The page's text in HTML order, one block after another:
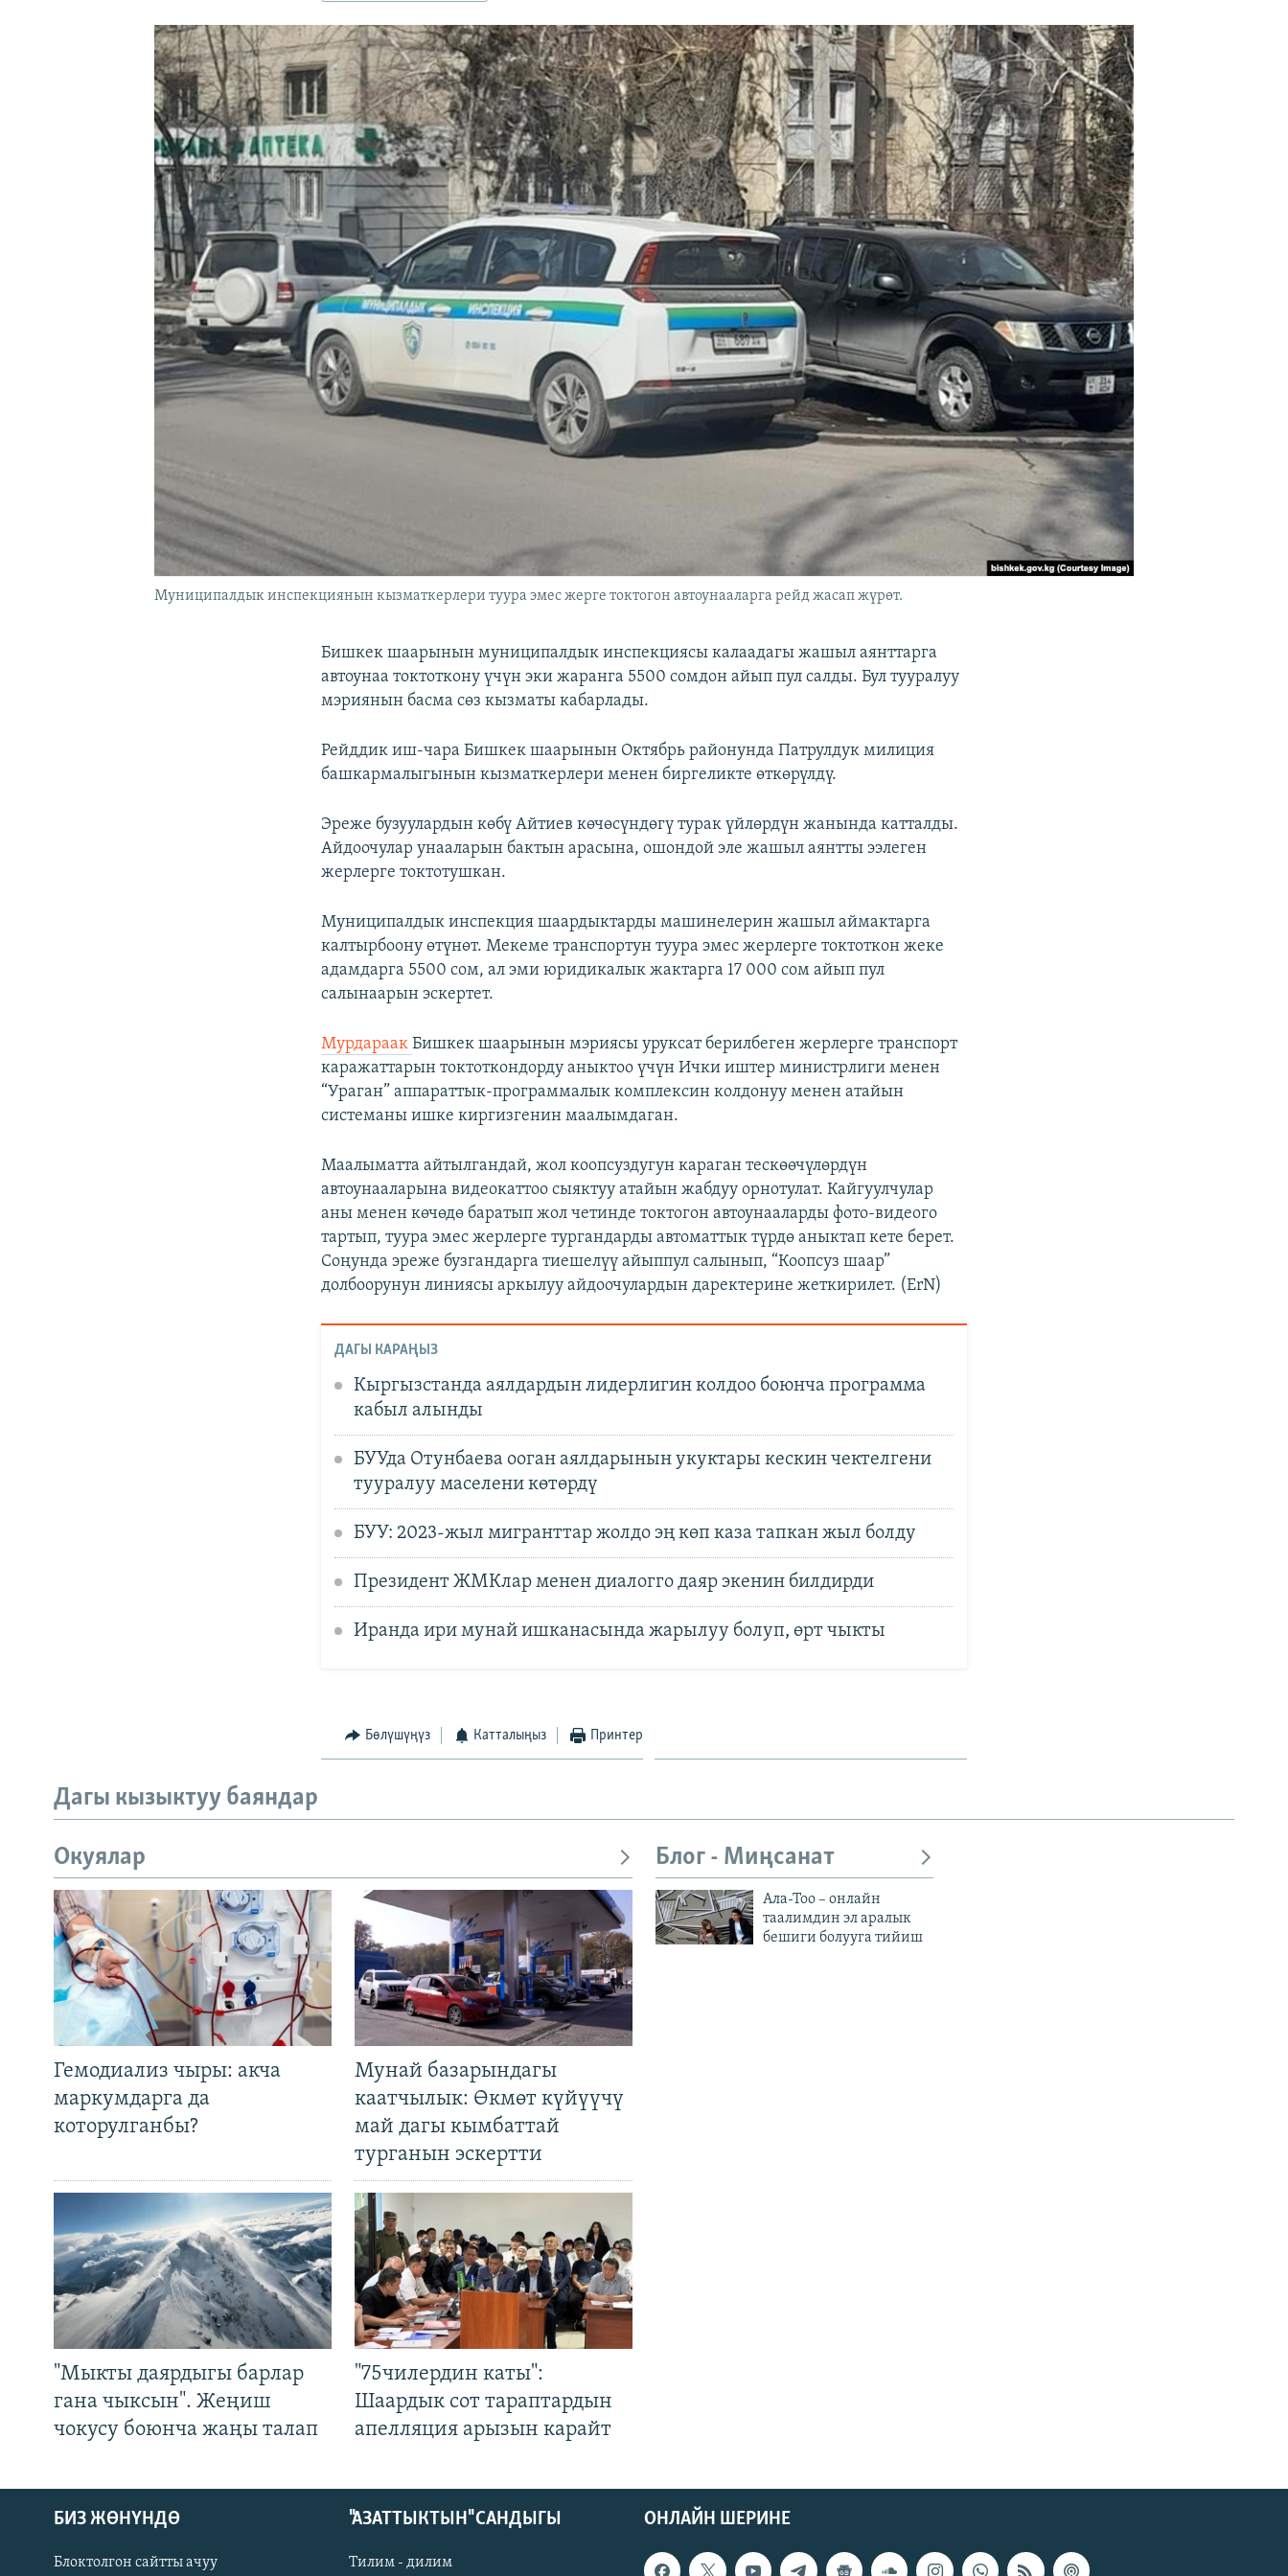
ЫҢГАЙСЫЗ СУРООЛОР
Муниципалдык инспекциянын кызматкерлери туура эмес жерге токтогон автоунааларга рейд жасап жүрөт.
Бишкек шаарынын муниципалдык инспекциясы калаадагы жашыл аянттарга
автоунаа токтоткону үчүн эки жаранга 5500 сомдон айып пул салды. Бул тууралуу
мэриянын басма сөз кызматы кабарлады.
Рейддик иш-чара Бишкек шаарынын Октябрь районунда Патрулдук милиция
башкармалыгынын кызматкерлери менен биргеликте өткөрүлдү.
Эреже бузуулардын көбү Айтиев көчөсүндөгү турак үйлөрдүн жанында катталды.
Айдоочулар унааларын бактын арасына, ошондой эле жашыл аянтты ээлеген
жерлерге токтотушкан.
Муниципалдык инспекция шаардыктарды машинелерин жашыл аймактарга
калтырбоону өтүнөт. Мекеме транспортун туура эмес жерлерге токтоткон жеке
адамдарга 5500 сом, ал эми юридикалык жактарга 17 000 сом айып пул
салынаарын эскертет.
МурдараакБишкек шаарынын мэриясы уруксат берилбеген жерлерге транспорт
каражаттарын токтоткондорду аныктоо үчүн Ички иштер министрлиги менен
“Ураган” аппараттык-программалык комплексин колдонуу менен атайын
системаны ишке киргизгенин маалымдаган.
Маалыматта айтылгандай, жол коопсуздугун караган тескөөчүлөрдүн
автоунааларына видеокаттоо сыяктуу атайын жабдуу орнотулат. Кайгуулчулар
аны менен көчөдө баратып жол четинде токтогон автоунааларды фото-видеого
тартып, туура эмес жерлерге тургандарды автоматтык түрдө аныктап кете берет.
Соңунда эреже бузгандарга тиешелүү айыппул салынып, “Коопсуз шаар”
долбоорунун линиясы аркылуу айдоочулардын даректерине жеткирилет. (ErN)
ДАГЫ КАРАҢЫЗ
Кыргызстанда аялдардын лидерлигин колдоо боюнча программа
кабыл алынды
БУУда Отунбаева ооган аялдарынын укуктары кескин чектелгени
тууралуу маселени көтөрдү
БУУ: 2023-жыл мигранттар жолдо эң көп каза тапкан жыл болду
Президент ЖМКлар менен диалогго даяр экенин билдирди
Иранда ири мунай ишканасында жарылуу болуп, өрт чыкты
Бөлүшүңүз Катталыңыз Принтер
Дагы кызыктуу баяндар
Окуялар
Гемодиализ чыры: акча
маркумдарга да
которулганбы?
Мунай базарындагы
каатчылык: Өкмөт күйүүчү
май дагы кымбаттай
турганын эскертти
"Мыкты даярдыгы барлар
гана чыксын". Жеңиш
чокусу боюнча жаңы талап
"75чилердин каты":
Шаардык сот тараптардын
апелляция арызын карайт
Блог - Миңсанат
Ала-Тоо – онлайн
таалимдин эл аралык
бешиги болууга тийиш
ОНЛАЙН ШЕРИНЕ
БИЗ ЖӨНҮНДӨ
Блоктолгон сайтты ачуу
"АЗАТТЫКТЫН" САНДЫГЫ
Тилим - дилим